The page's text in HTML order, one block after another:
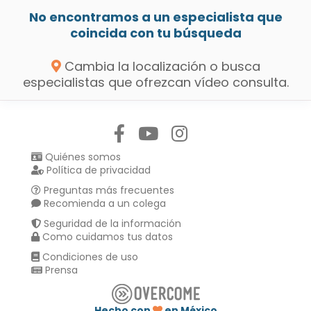
No encontramos a un especialista que
coincida con tu búsqueda
Cambia la localización o busca
especialistas que ofrezcan vídeo consulta.
Quiénes somos
Política de privacidad
Preguntas más frecuentes
Recomienda a un colega
Seguridad de la información
Como cuidamos tus datos
Condiciones de uso
Prensa